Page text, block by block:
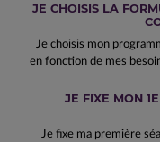
JE CHOISIS LA
Je choisis mon
en fonction de mes
JE FIXE MON
Je fixe ma première